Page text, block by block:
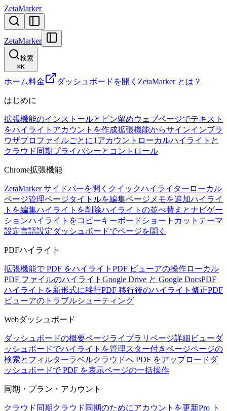
ZetaMarker
ZetaMarker
検索
⌘K
ホーム料金 ダッシュボードを開く ZetaMarker とは？
はじめに
拡張機能のインストールとピン留めウェブページでテキスト
をハイライト アカウントを作成拡張機能からサインインブラ
ウザプロファイルごとに1アカウント ローカルハイライトと
クラウド同期プライバシーとコントロール
Chrome拡張機能
ZetaMarker サイドバーを開く クイックハイライター ローカル
ページ管理ページタイトルを編集ページメモを追加ハイライ
トを編集ハイライトを削除ハイライトの並べ替えとナビゲー
ションハイライトをコピーキーボードショートカット テーマ
設定言語設定ダッシュボードでページを開く
PDFハイライト
拡張機能で PDF をハイライト PDF ビューアの操作ローカル
PDF ファイルのハイライト Google Drive と Google DocsPDF
ハイライトを新形式に移行PDF 移行後のハイライト修正PDF
ビューアのトラブルシューティング
Webダッシュボード
ダッシュボードの概要ページライブラリ ページ詳細ビューダ
ッシュボードでハイライトを管理スター付きページページの
検索とフィルターラベルクラウドへ PDF をアップロード ダ
ッシュボードで PDF を表示ページの一括操作
同期・プラン・アカウント
クラウド同期 クラウド同期のためにアカウントを更新Pro ト